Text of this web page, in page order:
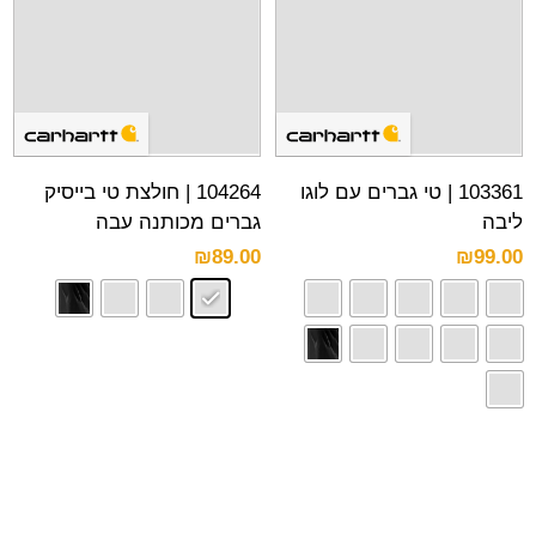
103361 | טי גברים עם לוגו
ליבה
₪99.00
104264 | חולצת טי בייסיק
גברים מכותנה עבה
₪89.00